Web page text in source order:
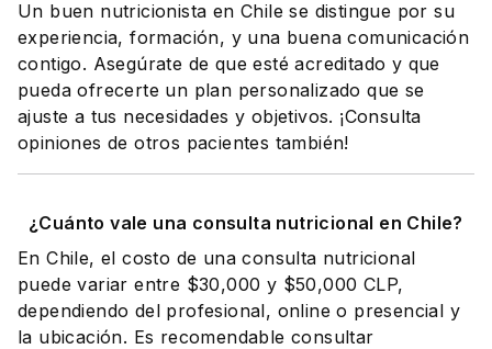
Un buen nutricionista en Chile se distingue por su
experiencia, formación, y una buena comunicación
contigo. Asegúrate de que esté acreditado y que
pueda ofrecerte un plan personalizado que se
ajuste a tus necesidades y objetivos. ¡Consulta
opiniones de otros pacientes también!
¿Cuánto vale una consulta nutricional en Chile?
En Chile, el costo de una consulta nutricional
puede variar entre $30,000 y $50,000 CLP,
dependiendo del profesional, online o presencial y
la ubicación. Es recomendable consultar